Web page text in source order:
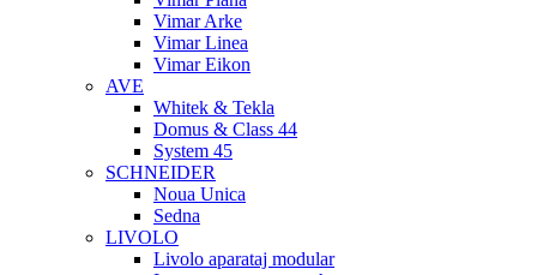
Vimar Arke
Vimar Linea
Vimar Eikon
AVE
Whitek & Tekla
Domus & Class 44
System 45
SCHNEIDER
Noua Unica
Sedna
LIVOLO
Livolo aparataj modular